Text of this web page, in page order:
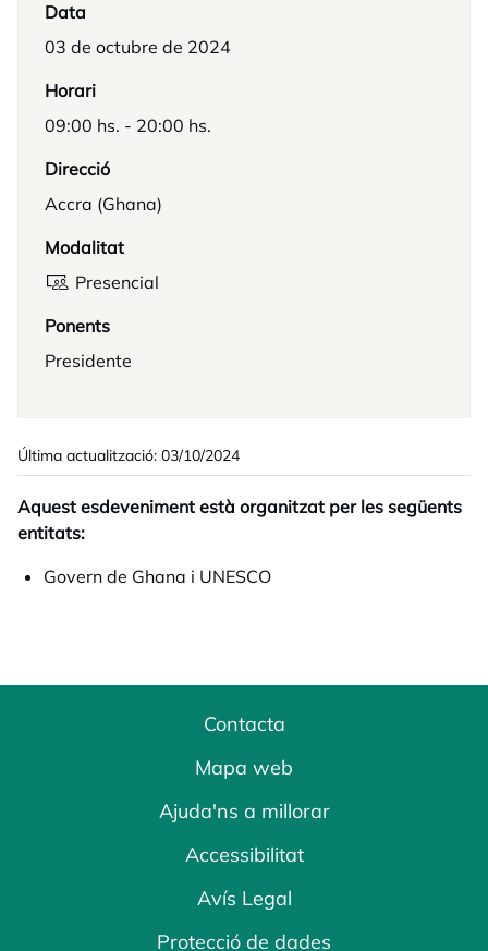
Data
03 de octubre de 2024
Horari
09:00 hs. - 20:00 hs.
Direcció
Accra (Ghana)
Modalitat
Presencial
Ponents
Presidente
Última actualització: 03/10/2024
Aquest esdeveniment està organitzat per les següents
entitats:
Govern de Ghana i UNESCO
Contacta
Mapa web
Ajuda'ns a millorar
Accessibilitat
Avís Legal
Protecció de dades